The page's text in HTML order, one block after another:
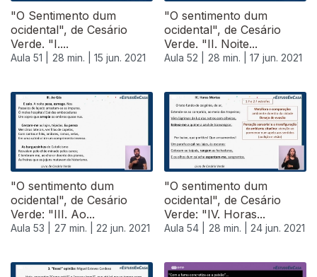
"O Sentimento dum
ocidental", de Cesário
Verde. "I....
Aula 51 | 28 min. | 15 jun. 2021
"O sentimento dum
ocidental", de Cesário
Verde. "II. Noite...
Aula 52 | 28 min. | 17 jun. 2021
"O sentimento dum
ocidental", de Cesário
Verde: "III. Ao...
Aula 53 | 27 min. | 22 jun. 2021
"O sentimento dum
ocidental", de Cesário
Verde: "IV. Horas...
Aula 54 | 28 min. | 24 jun. 2021